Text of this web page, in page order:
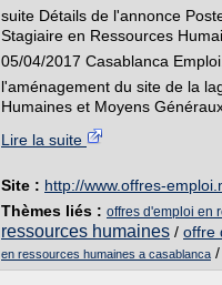
suite Détails de l'annonce
Stagiaire en Ressources
05/04/2017 Casablanca
l'aménagement du site de la
Humaines et Moyens
Lire la suite
Site : http://www.offres-
Thèmes liés : offres d'emploi en
ressources humaines / offre
en ressources humaines a casablanca /